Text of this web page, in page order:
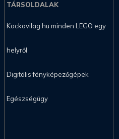
TÁRSOLDALAK
Kockavilag.hu minden LEGO egy
helyről
Digitális fényképezőgépek
Egészségügy